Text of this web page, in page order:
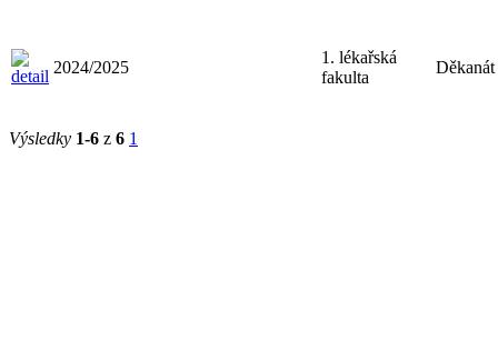
2024/2025
1. lékařská
fakulta
Děkanát
Výsledky 1-6 z 6 1